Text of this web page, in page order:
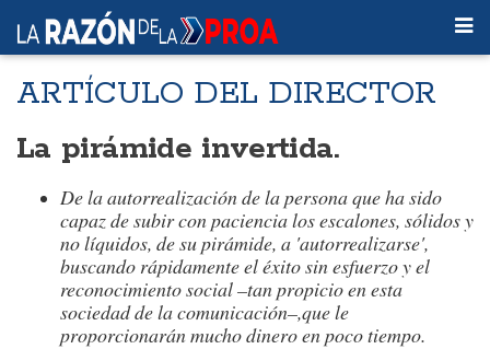
ARTÍCULO DEL DIRECTOR
La pirámide invertida.
De la autorrealización de la persona que ha sido
capaz de subir con paciencia los escalones, sólidos y
no líquidos, de su pirámide, a 'autorrealizarse',
buscando rápidamente el éxito sin esfuerzo y el
reconocimiento social –tan propicio en esta
sociedad de la comunicación–,que le
proporcionarán mucho dinero en poco tiempo.